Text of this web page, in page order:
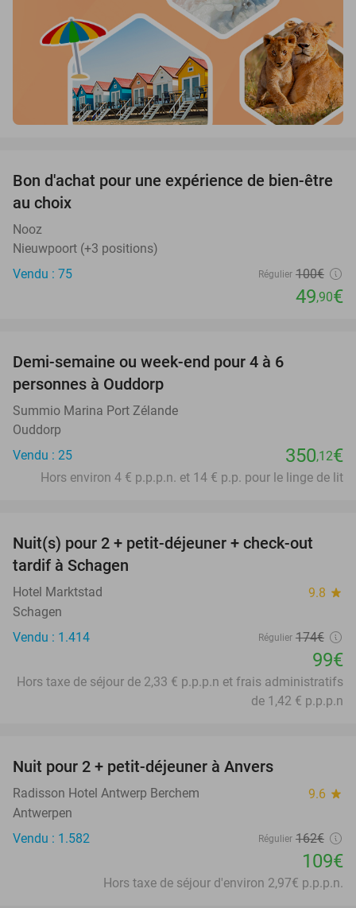
50%
Bon d'achat pour une expérience de bien-être
au choix
Nooz
Nieuwpoort (+3 positions)
Vendu : 75
Régulier 100€
49,90€
Demi-semaine ou week-end pour 4 à 6
personnes à Ouddorp
Summio Marina Port Zélande
Ouddorp
Vendu : 25
350,12€
Hors environ 4 € p.p.p.n. et 14 € p.p. pour le linge de lit
43%
Nuit(s) pour 2 + petit-déjeuner + check-out
tardif à Schagen
Hotel Marktstad 9.8 star
Schagen
Vendu : 1.414
Régulier 174€
99€
Hors taxe de séjour de 2,33 € p.p.p.n et frais administratifs
de 1,42 € p.p.p.n
Nuit pour 2 + petit-déjeuner à Anvers
Radisson Hotel Antwerp Berchem 9.6 star
Antwerpen
Vendu : 1.582
Régulier 162€
109€
Hors taxe de séjour d'environ 2,97€ p.p.p.n.